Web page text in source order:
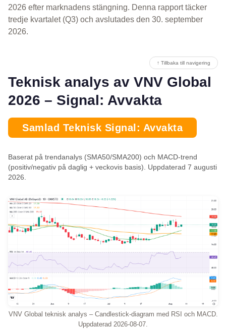
2026 efter marknadens stängning. Denna rapport täcker
tredje kvartalet (Q3) och avslutades den 30. september
2026.
↑ Tillbaka till navigering
Teknisk analys av VNV Global
2026 – Signal: Avvakta
Samlad Teknisk Signal: Avvakta
Baserat på trendanalys (SMA50/SMA200) och MACD-trend
(positiv/negativ på daglig + veckovis basis). Uppdaterad 7 augusti
2026.
VNV Global teknisk analys – Candlestick-diagram med RSI och MACD.
Uppdaterad 2026-08-07.